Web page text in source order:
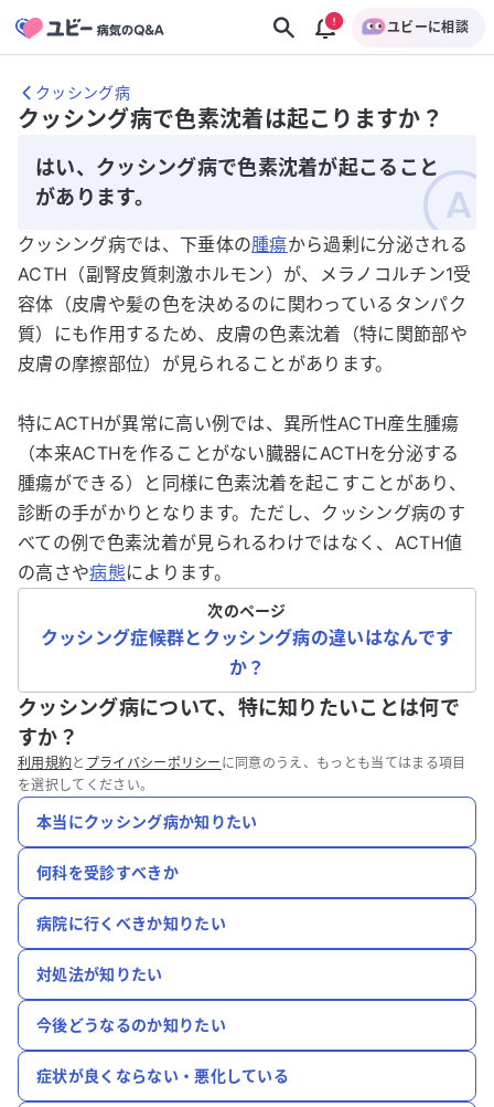
ユビーに相談
クッシング病
クッシング病で色素沈着は起こりますか？
はい、クッシング病で色素沈着が起こること
があります。
クッシング病では、下垂体の腫瘍から過剰に分泌される
ACTH（副腎皮質刺激ホルモン）が、メラノコルチン1受
容体（皮膚や髪の色を決めるのに関わっているタンパク
質）にも作用するため、皮膚の色素沈着（特に関節部や
皮膚の摩擦部位）が見られることがあります。
特にACTHが異常に高い例では、異所性ACTH産生腫瘍
（本来ACTHを作ることがない臓器にACTHを分泌する
腫瘍ができる）と同様に色素沈着を起こすことがあり、
診断の手がかりとなります。ただし、クッシング病のす
べての例で色素沈着が見られるわけではなく、ACTH値
の高さや病態によります。
次のページ
クッシング症候群とクッシング病の違いはなんです
か？
クッシング病について、特に知りたいことは何で
すか？
利用規約と プライバシーポリシー に同意のうえ、もっとも当てはまる項目
を選択してください。
本当にクッシング病か知りたい
何科を受診すべきか
病院に行くべきか知りたい
対処法が知りたい
今後どうなるのか知りたい
症状が良くならない・悪化している